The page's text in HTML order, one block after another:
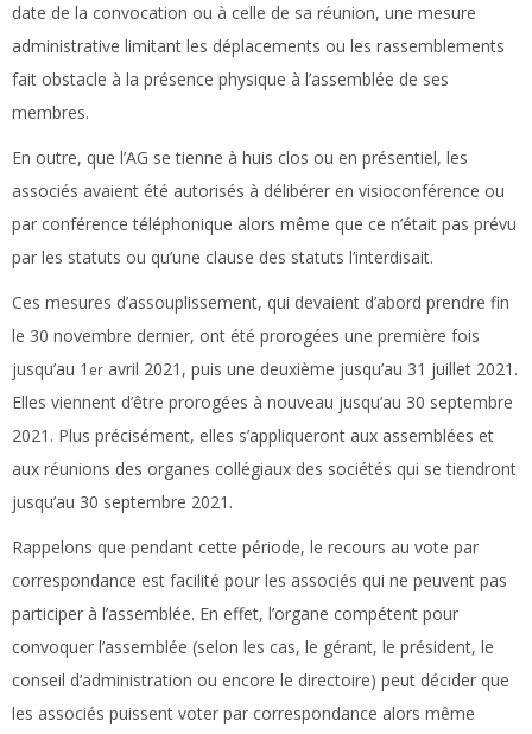
date de la convocation ou à celle de sa réunion, une mesure
administrative limitant les déplacements ou les rassemblements
fait obstacle à la présence physique à l’assemblée de ses
membres.
En outre, que l’AG se tienne à huis clos ou en présentiel, les
associés avaient été autorisés à délibérer en visioconférence ou
par conférence téléphonique alors même que ce n’était pas prévu
par les statuts ou qu’une clause des statuts l’interdisait.
Ces mesures d’assouplissement, qui devaient d’abord prendre fin
le 30 novembre dernier, ont été prorogées une première fois
jusqu’au 1 er avril 2021, puis une deuxième jusqu’au 31 juillet 2021.
Elles viennent d’être prorogées à nouveau jusqu’au 30 septembre
2021. Plus précisément, elles s’appliqueront aux assemblées et
aux réunions des organes collégiaux des sociétés qui se tiendront
jusqu’au 30 septembre 2021.
Rappelons que pendant cette période, le recours au vote par
correspondance est facilité pour les associés qui ne peuvent pas
participer à l’assemblée. En effet, l’organe compétent pour
convoquer l’assemblée (selon les cas, le gérant, le président, le
conseil d’administration ou encore le directoire) peut décider que
les associés puissent voter par correspondance alors même